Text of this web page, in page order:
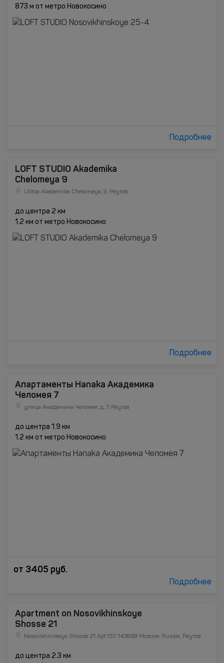
873 м от метро Новокосино
Подробнее
LOFT STUDIO Akademika
Chelomeya 9
Ulitsa Akademika Chelomeya, 9, Реутов
до центра 2 км
1.2 км от метро Новокосино
Подробнее
Апартаменты Hanaka Академика
Челомея 7
улица Академика Челомея, д. 7, Реутов
до центра 1.9 км
1.2 км от метро Новокосино
от 3405 руб.
Подробнее
Apartment on Nosovikhinskoye
Shosse 21
Nosovikhinskoye Shosse 21 Apt.157, 143969 Moscow, Russia, Реутов
до центра 2.3 км